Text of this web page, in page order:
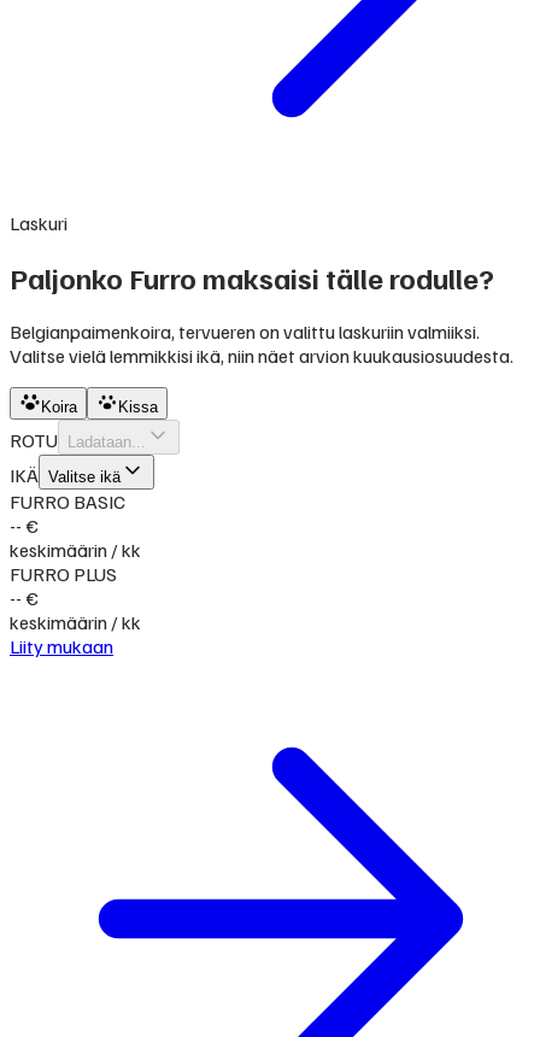
Laskuri
Paljonko Furro maksaisi tälle rodulle?
Belgianpaimenkoira, tervueren on valittu laskuriin valmiiksi.
Valitse vielä lemmikkisi ikä, niin näet arvion kuukausiosuudesta.
Koira Kissa
ROTU Ladataan...
IKÄ Valitse ikä
FURRO BASIC
-- €
keskimäärin / kk
FURRO PLUS
-- €
keskimäärin / kk
Liity mukaan